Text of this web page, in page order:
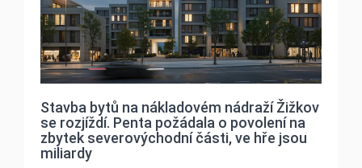
Stavba bytů na nákladovém nádraží Žižkov
se rozjíždí. Penta požádala o povolení na
zbytek severovýchodní části, ve hře jsou
miliardy